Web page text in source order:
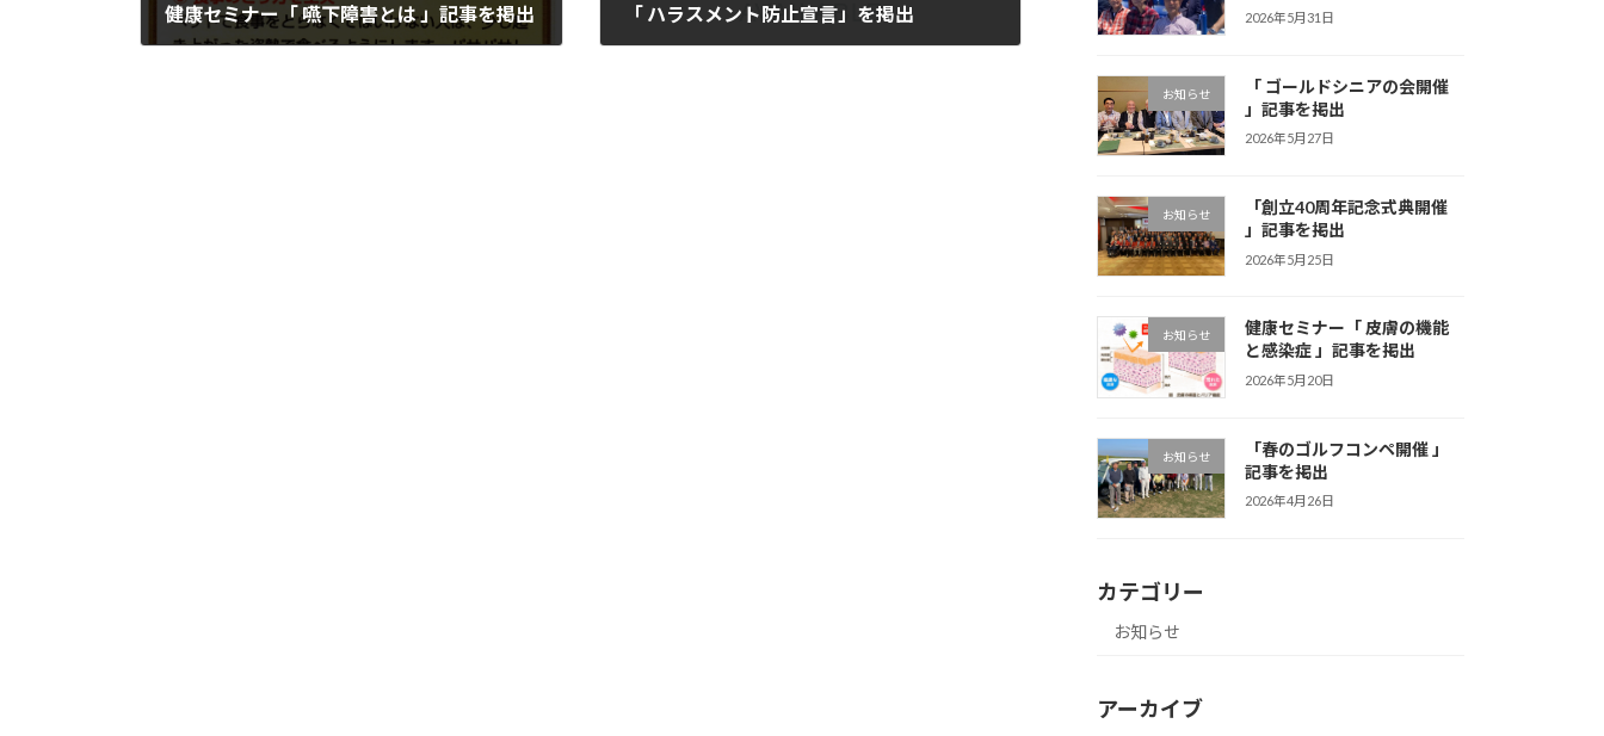
健康セミナー「 嚥下障害とは 」記事を掲出 「 ハラスメント防止宣言」を掲出 2026年5月31日
お知らせ
「 ゴールドシニアの会開催
」記事を掲出
2026年5月27日
お知らせ
「創立40周年記念式典開催
」記事を掲出
2026年5月25日
お知らせ
健康セミナー「 皮膚の機能
と感染症 」記事を掲出
2026年5月20日
お知らせ
「春のゴルフコンペ開催 」
記事を掲出
2026年4月26日
カテゴリー
お知らせ
アーカイブ